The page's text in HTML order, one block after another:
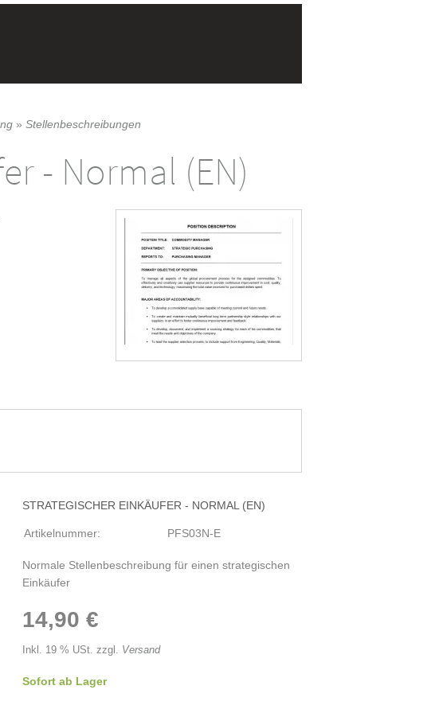
» Stellenbeschreibungen
- Normal (EN)
STRATEGISCHER EINKÄUFER - NORMAL (EN)
Artikelnummer: PFS03N-E
Normale Stellenbeschreibung für einen strategischen
Einkäufer
14,90 €
Inkl. 19 % USt. zzgl. Versand
Sofort ab Lager